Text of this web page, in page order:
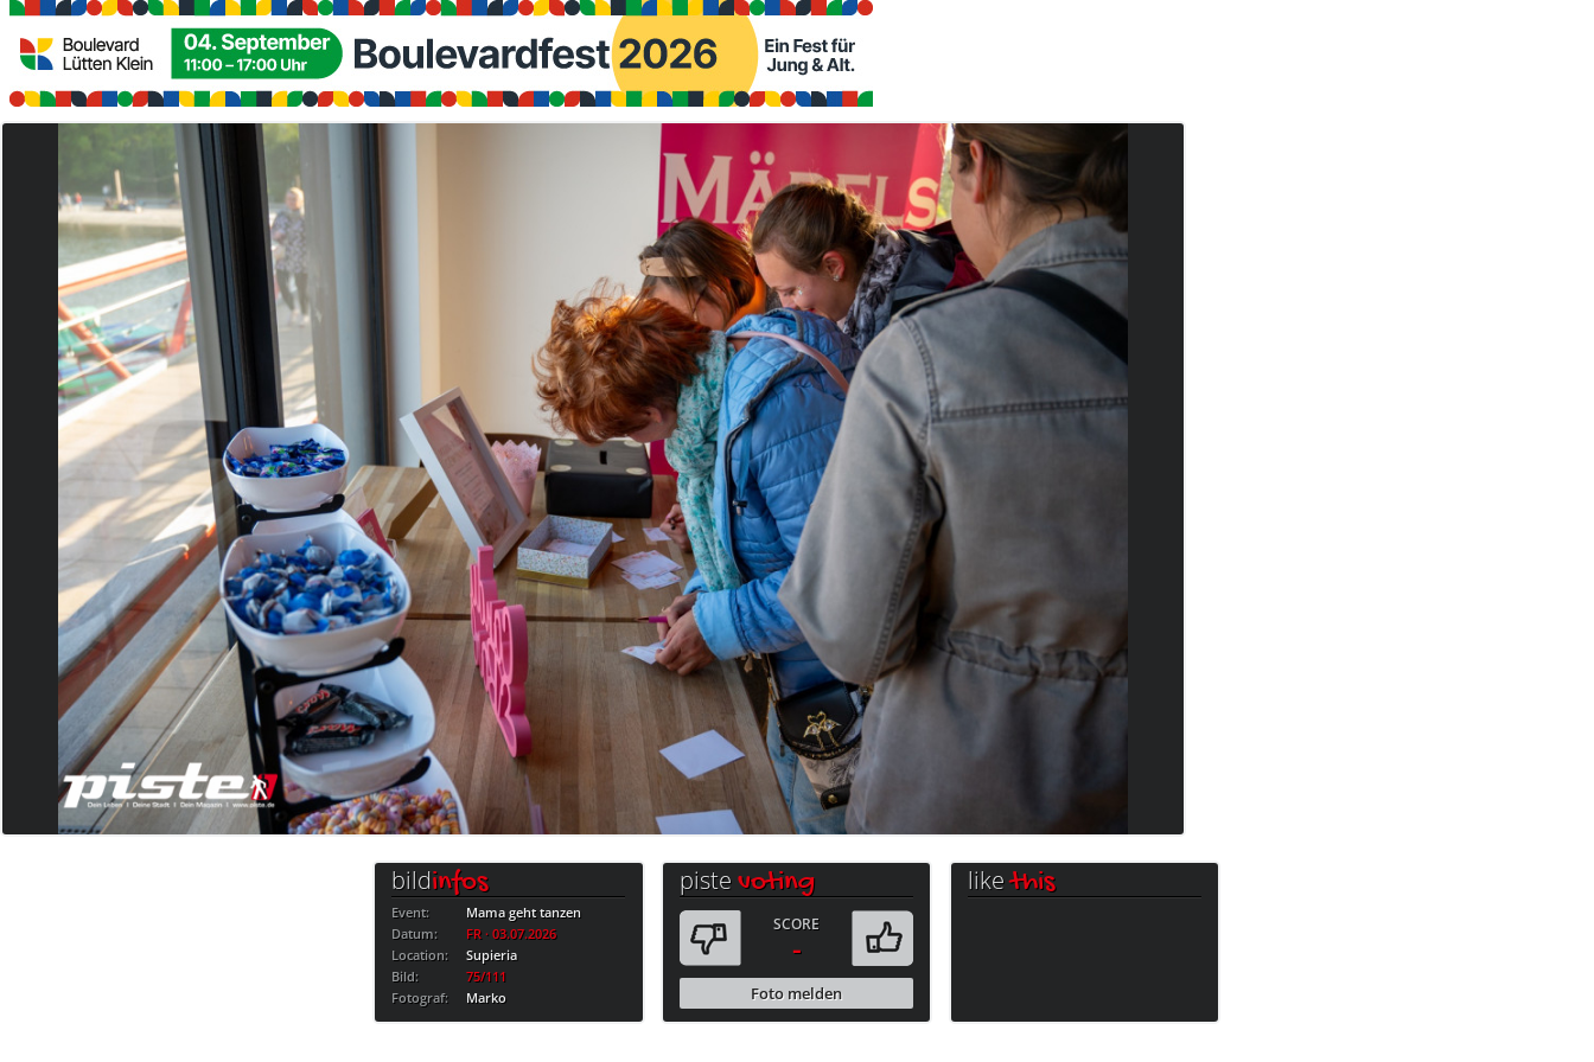
bildinfos
Event:
Mama geht tanzen
Datum:
FR · 03.07.2026
Location:
Supieria
Bild:
75/111
Fotograf:
Marko
pistevoting
SCORE
-
Foto melden
likethis